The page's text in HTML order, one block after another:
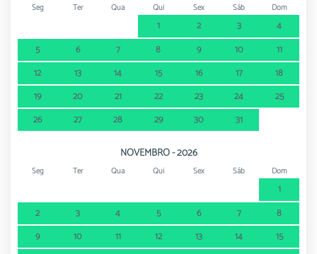
Seg Ter Qua Qui Sex Sáb Dom
1 2 3
4
5
6 7 8 9 10
11
12
13 14 15 16 17
18
19
20 21 22 23 24
25
26
27 28 29 30 31
NOVEMBRO - 2026
Seg Ter Qua Qui Sex Sáb Dom
1
2
3 4 5 6 7
8
9
10 11 12 13 14
15